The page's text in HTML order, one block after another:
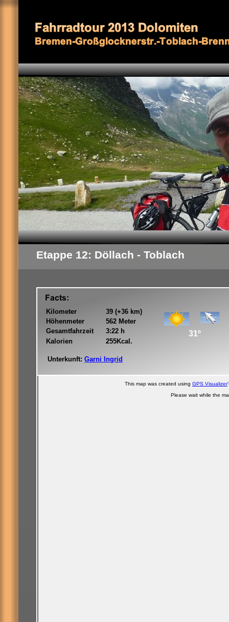
Etappe 12: Döllach - Toblach
Kilometer
39 (+36 km)
Höhenmeter
562 Meter
Gesamtfahrzeit
3:22 h
Kalorien
255Kcal.
Unterkunft: Garni Ingrid
31º